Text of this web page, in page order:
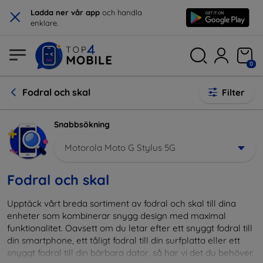
× Ladda ner vår app och handla
enklare.
0
Fodral och skal Filter
Snabbsökning
Motorola Moto G Stylus 5G
Fodral och skal
Upptäck vårt breda sortiment av fodral och skal till dina
enheter som kombinerar snygg design med maximal
funktionalitet. Oavsett om du letar efter ett snyggt fodral till
din smartphone, ett tåligt fodral till din surfplatta eller ett
snyggt fodral till din bärbara dator, så har vi det du behöver.